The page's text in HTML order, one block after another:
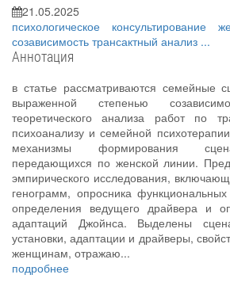
21.05.2025
психологическое консультирование
созависимость трансактный анализ ...
Аннотация
в статье рассматриваются семейные
выраженной степенью
теоретического анализа работ по
психоанализу и семейной
механизмы формирования
передающихся по женской линии.
эмпирического исследования,
генограмм, опросника функциональных
определения ведущего драйвера и
адаптаций Джойнса. Выделены
установки, адаптации и драйверы,
женщинам, отражаю...
подробнее